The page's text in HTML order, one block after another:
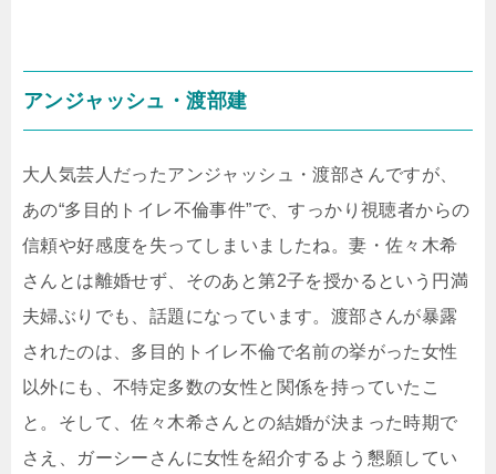
アンジャッシュ・渡部建
大人気芸人だったアンジャッシュ・渡部さんですが、
あの“多目的トイレ不倫事件”で、すっかり視聴者からの
信頼や好感度を失ってしまいましたね。妻・佐々木希
さんとは離婚せず、そのあと第2子を授かるという円満
夫婦ぶりでも、話題になっています。渡部さんが暴露
されたのは、多目的トイレ不倫で名前の挙がった女性
以外にも、不特定多数の女性と関係を持っていたこ
と。そして、佐々木希さんとの結婚が決まった時期で
さえ、ガーシーさんに女性を紹介するよう懇願してい